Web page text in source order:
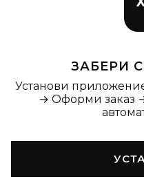
ЗАБЕРИ
Установи
→ Оформи заказ
Главная Каталог